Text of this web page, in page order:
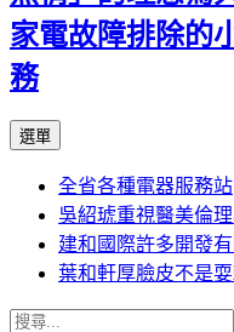
家電故障排除的
務
選單
主
要
內
容
全省各種電器服務站
吳紹琥重視醫美倫
建和國際許多開發
葉和軒厚臉皮不是
搜